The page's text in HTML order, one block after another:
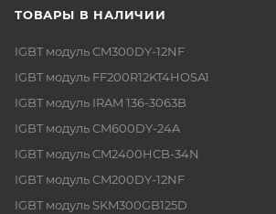
ТОВАРЫ В НАЛИЧИИ
IGBT модуль CM300DY-12NF
IGBT модуль FF200R12KT4HOSA1
IGBT модуль IRAM 136-3063B
IGBT модуль CM600DY-24A
IGBT модуль CM2400HCB-34N
IGBT модуль CM200DY-12NF
IGBT модуль SKM300GB125D